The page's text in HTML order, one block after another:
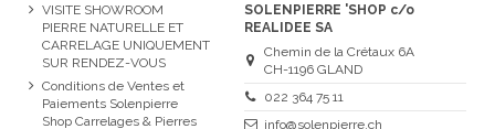
VISITE SHOWROOM
PIERRE NATURELLE ET
CARRELAGE UNIQUEMENT
SUR RENDEZ-VOUS
Conditions de Ventes et
Paiements Solenpierre
Shop Carrelages & Pierres
SOLENPIERRE 'SHOP c/o
REALIDEE SA
Chemin de la Crétaux 6A
CH-1196 GLAND
022 364 75 11
info@solenpierre.ch